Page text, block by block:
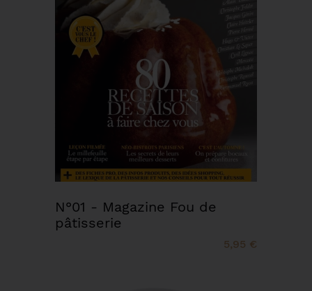
N°01 - Magazine Fou de
pâtisserie
5,95 €